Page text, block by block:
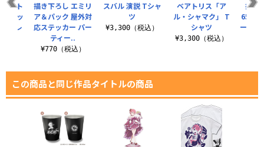
スバル 演説 Tシャ
ツ
¥3,300（税込）
ベアトリス「ア
ル・シャマク」 T
シャツ
¥3,300（税込）
描き
65mm
ーティ
アト
バッ
ドレ
描き下ろし エミリ
ア＆パック 屋外対
応ステッカー パー
ティー..
¥770（税込）
この商品と同じ作品タイトルの商品